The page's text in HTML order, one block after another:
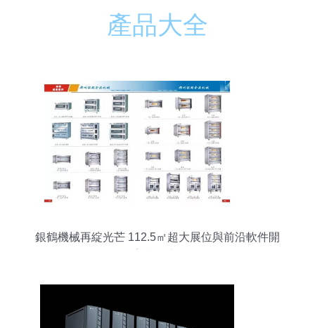
產品大全
銀鶴機械再綻光芒 112.5㎡超大展位與前沿軟件開